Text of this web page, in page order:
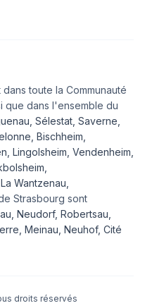
toute la Communauté
que dans l'ensemble du
Sélestat Saverne
Bischheim
Lingolsheim Vendenheim
Wantzenau,
Strasbourg sont
Neudorf, Robertsau,
Meinau, Neuhof, Cité
droits réservés